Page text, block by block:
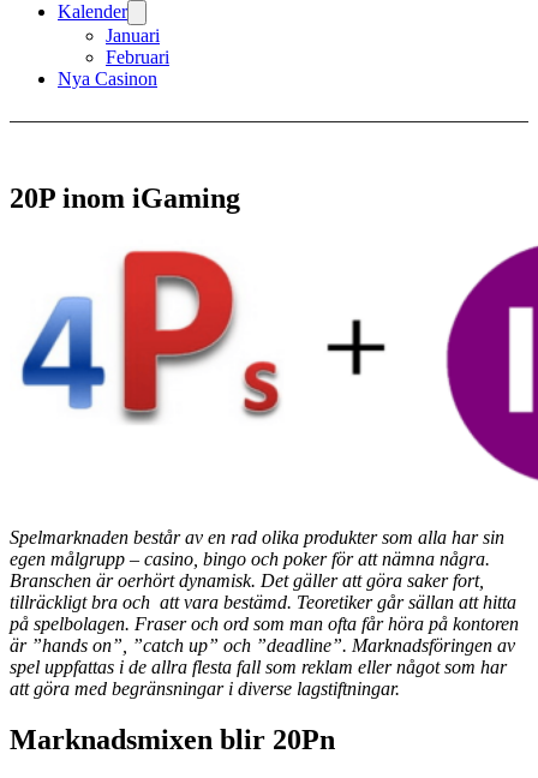
Kalender
Januari
Februari
Nya Casinon
20P inom iGaming
Spelmarknaden består av en rad olika produkter som alla har sin
egen målgrupp – casino, bingo och poker för att nämna några.
Branschen är oerhört dynamisk. Det gäller att göra saker fort,
tillräckligt bra och att vara bestämd. Teoretiker går sällan att hitta
på spelbolagen. Fraser och ord som man ofta får höra på kontoren
är ”hands on”, ”catch up” och ”deadline”. Marknadsföringen av
spel uppfattas i de allra flesta fall som reklam eller något som har
att göra med begränsningar i diverse lagstiftningar.
Marknadsmixen blir 20Pn